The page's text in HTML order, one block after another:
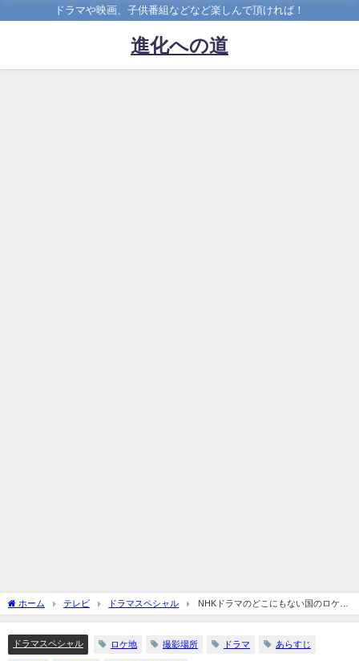
ドラマや映画、子供番組などなど楽しんで頂ければ！
進化への道
ホーム テレビ ドラマスペシャル
NHKドラマのどこにもない国のロケ地
や撮影場所は？出演者やあらすじなど
ドラマスペシャル ロケ地 撮影場所 ドラマ あらすじ